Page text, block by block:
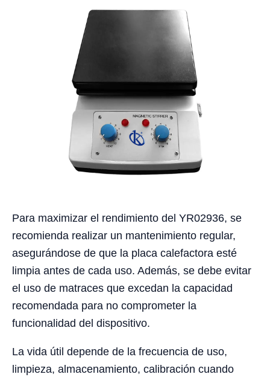
Para maximizar el rendimiento del YR02936, se
recomienda realizar un mantenimiento regular,
asegurándose de que la placa calefactora esté
limpia antes de cada uso. Además, se debe evitar
el uso de matraces que excedan la capacidad
recomendada para no comprometer la
funcionalidad del dispositivo.
La vida útil depende de la frecuencia de uso,
limpieza, almacenamiento, calibración cuando